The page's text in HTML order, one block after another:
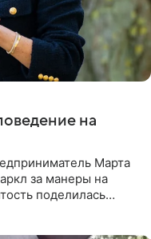
на
Марта
за манеры на
поделилась